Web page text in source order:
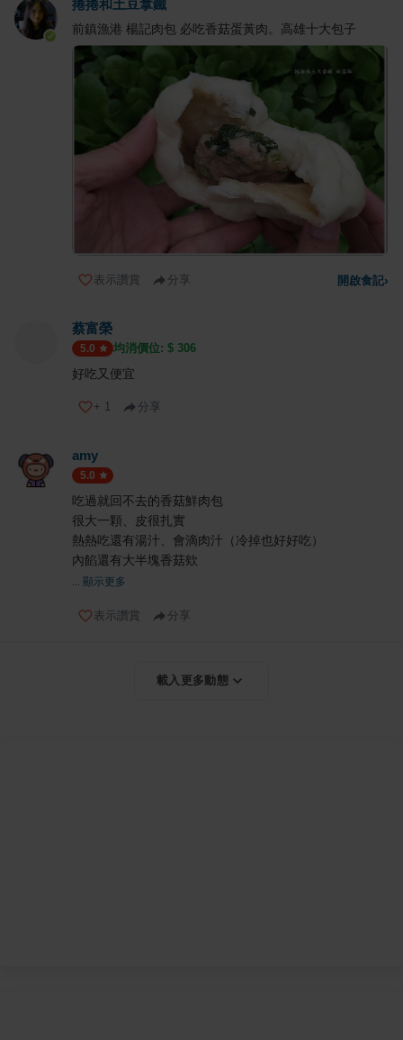
捲捲和土豆拿鐵
前鎮漁港 楊記肉包 必吃香菇蛋黃肉。高雄十大包子
表示讚賞 分享 開啟食記›
蔡富榮
5.0 均消價位: $ 306
好吃又便宜
+ 1 分享
amy
5.0
吃過就回不去的香菇鮮肉包
很大一顆、皮很扎實
熱熱吃還有湯汁、會滴肉汁（冷掉也好好吃）
內餡還有大半塊香菇欸
... 顯示更多
表示讚賞 分享
載入更多動態